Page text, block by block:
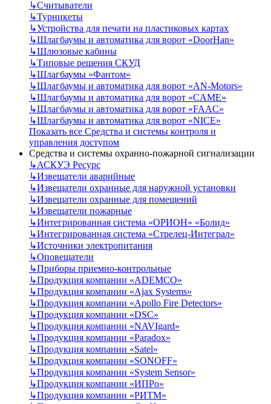
↳Считыватели
↳Турникеты
↳Устройства для печати на пластиковых картах
↳Шлагбаумы и автоматика для ворот «DoorHan»
↳Шлюзовые кабины
↳Типовые решения СКУД
↳Шлагбаумы «Фантом»
↳Шлагбаумы и автоматика для ворот «AN-Motors»
↳Шлагбаумы и автоматика для ворот «CAME»
↳Шлагбаумы и автоматика для ворот «FAAC»
↳Шлагбаумы и автоматика для ворот «NICE»
Показать все Средства и системы контроля и
управления доступом
Средства и системы охранно-пожарной сигнализации
↳АСКУЭ Ресурс
↳Извещатели аварийные
↳Извещатели охранные для наружной установки
↳Извещатели охранные для помещений
↳Извещатели пожарные
↳Интегрированная система «ОРИОН» «Болид»
↳Интегрированная система «Стрелец-Интеграл»
↳Источники электропитания
↳Оповещатели
↳Приборы приемно-контрольные
↳Продукция компании «ADEMCO»
↳Продукция компании «Ajax Systems»
↳Продукция компании «Apollo Fire Detectors»
↳Продукция компании «DSC»
↳Продукция компании «NAVIgard»
↳Продукция компании «Paradox»
↳Продукция компании «Satel»
↳Продукция компании «SONOFF»
↳Продукция компании «System Sensor»
↳Продукция компании «ИПРо»
↳Продукция компании «РИТМ»